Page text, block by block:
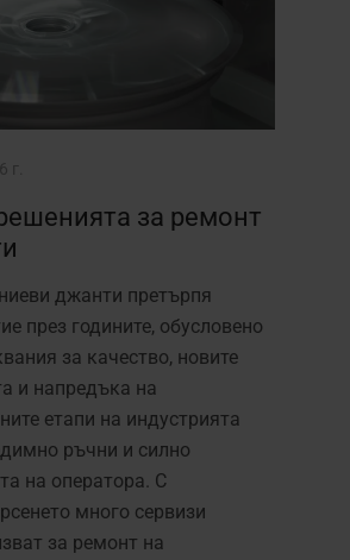
за ремонт
джанти претърпя
през годините, обусловено
за качество, новите
и напредъка на
етапи на индустрията
ръчни и силно
на оператора. С
много сервизи
за ремонт на